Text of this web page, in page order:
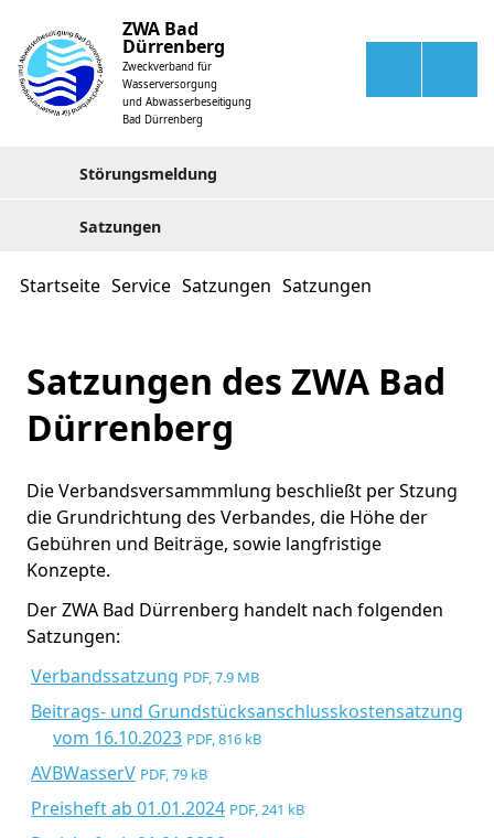
ZWA Bad
Dürrenberg
Zweckverband für
Wasserversorgung
und Abwasserbeseitigung
Bad Dürrenberg
Störungsmeldung
Satzungen
Startseite Service Satzungen Satzungen
Satzungen des ZWA Bad
Dürrenberg
Die Verbandsversammmlung beschließt per Stzung
die Grundrichtung des Verbandes, die Höhe der
Gebühren und Beiträge, sowie langfristige
Konzepte.
Der ZWA Bad Dürrenberg handelt nach folgenden
Satzungen:
Verbandssatzung PDF, 7.9 MB
Beitrags- und Grundstücksanschlusskostensatzung
vom 16.10.2023 PDF, 816 kB
AVBWasserV PDF, 79 kB
Preisheft ab 01.01.2024 PDF, 241 kB